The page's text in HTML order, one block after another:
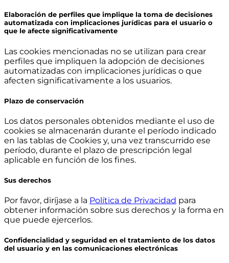
Elaboración de perfiles que implique la toma de decisiones
automatizada con implicaciones jurídicas para el usuario o
que le afecte significativamente
Las cookies mencionadas no se utilizan para crear
perfiles que impliquen la adopción de decisiones
automatizadas con implicaciones jurídicas o que
afecten significativamente a los usuarios.
Plazo de conservación
Los datos personales obtenidos mediante el uso de
cookies se almacenarán durante el período indicado
en las tablas de Cookies y, una vez transcurrido ese
período, durante el plazo de prescripción legal
aplicable en función de los fines.
Sus derechos
Por favor, diríjase a la Política de Privacidad para
obtener información sobre sus derechos y la forma en
que puede ejercerlos.
Confidencialidad y seguridad en el tratamiento de los datos
del usuario y en las comunicaciones electrónicas